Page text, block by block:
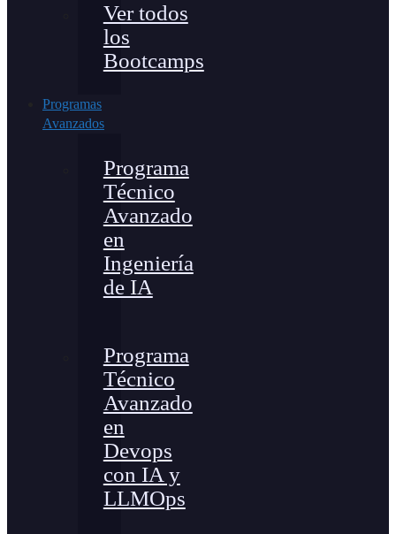
Ver todos
los
Bootcamps
Programas
Avanzados
Programa
Técnico
Avanzado
en
Ingeniería
de IA
Programa
Técnico
Avanzado
en
Devops
con IA y
LLMOps